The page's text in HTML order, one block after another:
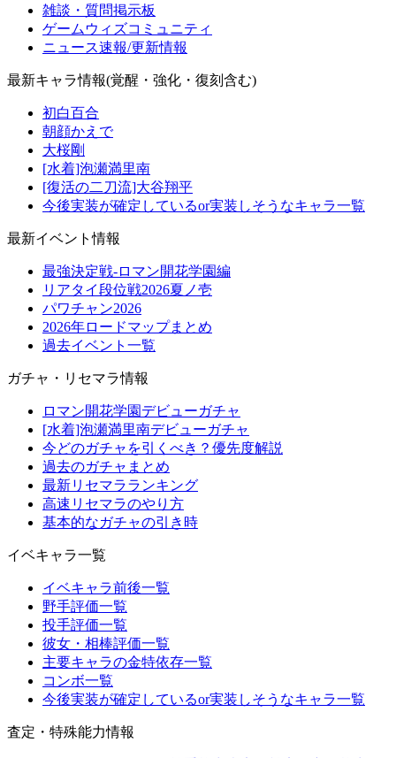
雑談・質問掲示板
ゲームウィズコミュニティ
ニュース速報/更新情報
最新キャラ情報(覚醒・強化・復刻含む)
初白百合
朝顔かえで
大桜剛
[水着]泡瀬満里南
[復活の二刀流]大谷翔平
今後実装が確定しているor実装しそうなキャラ一覧
最新イベント情報
最強決定戦-ロマン開花学園編
リアタイ段位戦2026夏ノ壱
パワチャン2026
2026年ロードマップまとめ
過去イベント一覧
ガチャ・リセマラ情報
ロマン開花学園デビューガチャ
[水着]泡瀬満里南デビューガチャ
今どのガチャを引くべき？優先度解説
過去のガチャまとめ
最新リセマラランキング
高速リセマラのやり方
基本的なガチャの引き時
イベキャラ一覧
イベキャラ前後一覧
野手評価一覧
投手評価一覧
彼女・相棒評価一覧
主要キャラの金特依存一覧
コンボ一覧
今後実装が確定しているor実装しそうなキャラ一覧
査定・特殊能力情報